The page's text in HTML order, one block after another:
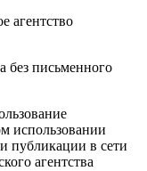
агентство
без письменного
использовании
публикации в сети
агентства